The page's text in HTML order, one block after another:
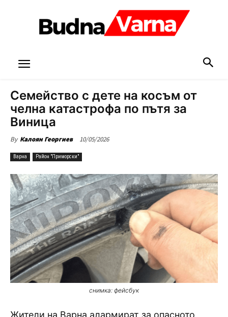
Семейство с дете на косъм от
челна катастрофа по пътя за
Виница
By Калоян Георгиев 10/05/2026
Варна Район "Приморски"
снимка: фейсбук